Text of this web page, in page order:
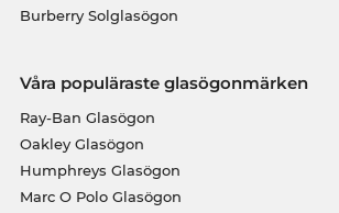
Burberry Solglasögon
Våra populäraste glasögonmärken
Ray-Ban Glasögon
Oakley Glasögon
Humphreys Glasögon
Marc O Polo Glasögon